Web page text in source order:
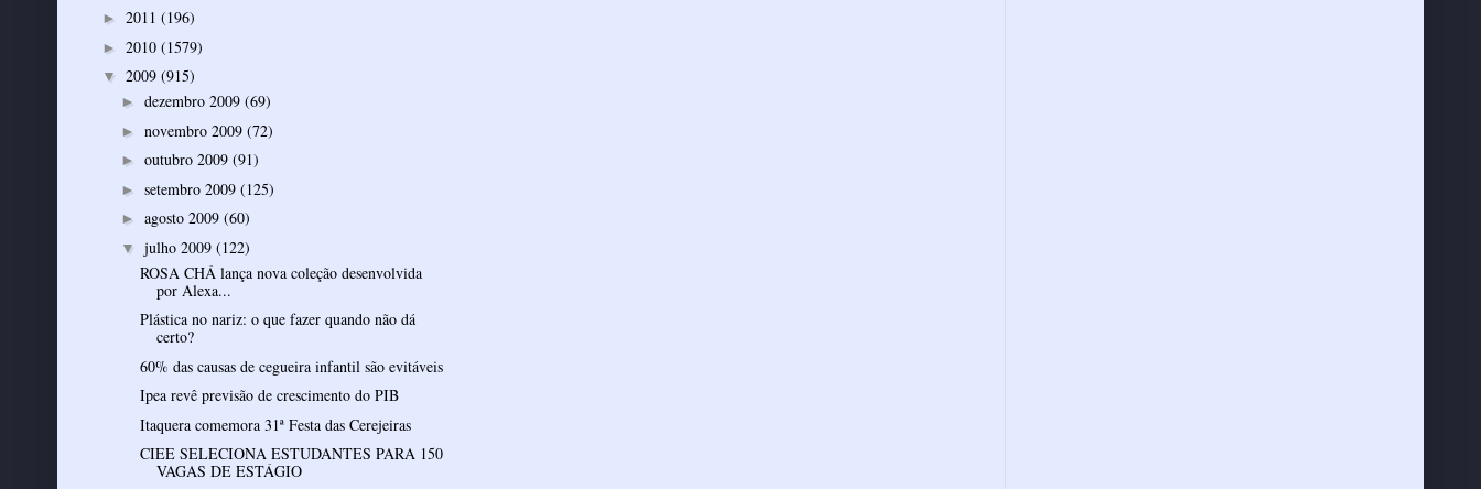
► 2011 (196)
► 2010 (1579)
▼ 2009 (915)
► dezembro 2009 (69)
► novembro 2009 (72)
► outubro 2009 (91)
► setembro 2009 (125)
► agosto 2009 (60)
▼ julho 2009 (122)
ROSA CHÁ lança nova coleção desenvolvida
por Alexa...
Plástica no nariz: o que fazer quando não dá
certo?
60% das causas de cegueira infantil são evitáveis
Ipea revê previsão de crescimento do PIB
Itaquera comemora 31ª Festa das Cerejeiras
CIEE SELECIONA ESTUDANTES PARA 150
VAGAS DE ESTÁGIO